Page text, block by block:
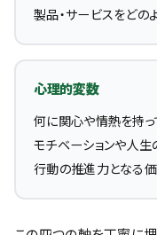
製品・サービスをどの
心理的変数
何に関心や情熱を持っ
モチベーションや人
行動の推進力となる